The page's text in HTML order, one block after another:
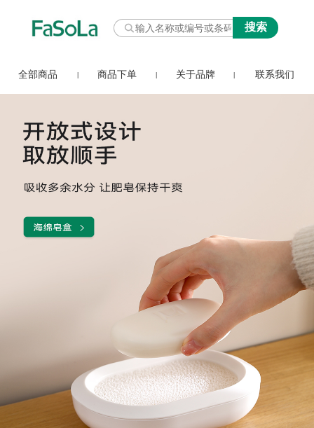
全部商品 商品下单 关于品牌 联系我们